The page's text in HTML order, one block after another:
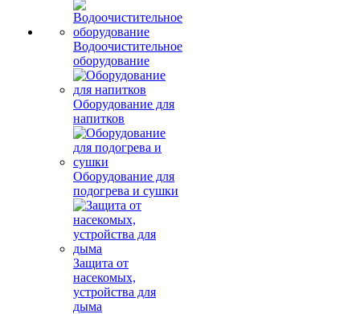
Водоочистительное
оборудование
Оборудование для
напитков
Оборудование для
подогрева и сушки
Защита от
насекомых,
устройства для
дыма